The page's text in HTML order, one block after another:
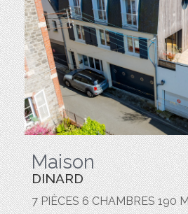
Maison
DINARD
7 PIÈCES 6 CHAMBRES 190